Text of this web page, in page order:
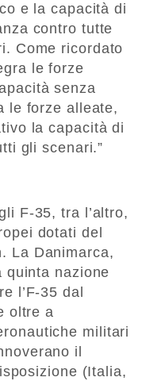
e la capacità di
contro tutte
Come ricordato
le forze
senza
le forze alleate,
la capacità di
gli scenari.”
F-35, tra l’altro,
dotati del
La Danimarca,
quinta nazione
l’F-35 dal
oltre a
militari
il
(Italia,